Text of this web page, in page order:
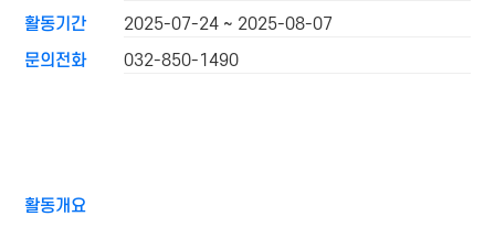
활동기간
2025-07-24 ~ 2025-08-07
문의전화
032-850-1490
활동개요